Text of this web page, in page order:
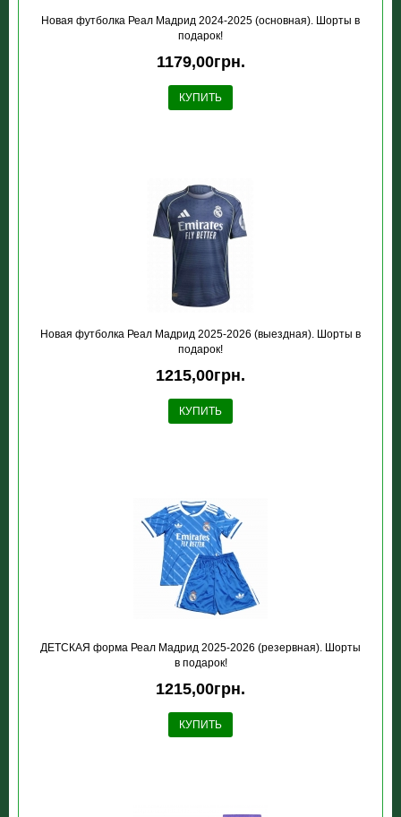
Новая футболка Реал Мадрид 2024-2025 (основная). Шорты в
подарок!
1179,00грн.
КУПИТЬ
Новая футболка Реал Мадрид 2025-2026 (выездная). Шорты в
подарок!
1215,00грн.
КУПИТЬ
ДЕТСКАЯ форма Реал Мадрид 2025-2026 (резервная). Шорты
в подарок!
1215,00грн.
КУПИТЬ